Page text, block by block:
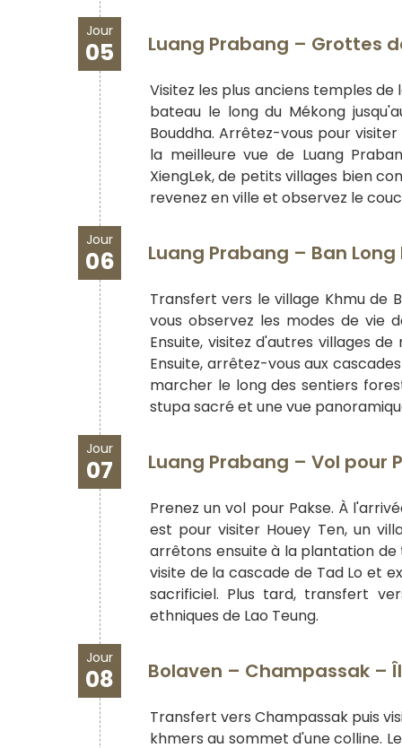
Jour
05 Luang Prabang – Grottes
Visitez les plus anciens temples de
bateau le long du Mékong
Bouddha. Arrêtez-vous pour
la meilleure vue de Luang
XiengLek, de petits villages bien
revenez en ville et observez le
Jour
06 Luang Prabang – Ban
Transfert vers le village Khmu de
vous observez les modes de vie
Ensuite, visitez d'autres villages
Ensuite, arrêtez-vous aux
marcher le long des sentiers
stupa sacré et une vue
Jour
07 Luang Prabang – Vol pour
Prenez un vol pour Pakse. À
est pour visiter Houey Ten, un
arrêtons ensuite à la plantation de
visite de la cascade de Tad Lo et
sacrificiel. Plus tard, transfert
ethniques de Lao Teung.
Jour
08 Bolaven – Champassak –
Transfert vers Champassak puis
khmers au sommet d'une colline.